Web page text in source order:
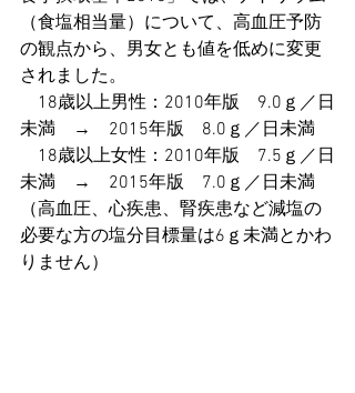
（食塩相当量）について、高血圧予防
の観点から、男女とも値を低めに変更
されました。
18歳以上男性：2010年版　9.0ｇ／日
未満　→　2015年版　8.0ｇ／日未満
18歳以上女性：2010年版　7.5ｇ／日
未満　→　2015年版　7.0ｇ／日未満
（高血圧、心疾患、腎疾患など減塩の
必要な方の塩分目標量は6ｇ未満とかわ
りません）